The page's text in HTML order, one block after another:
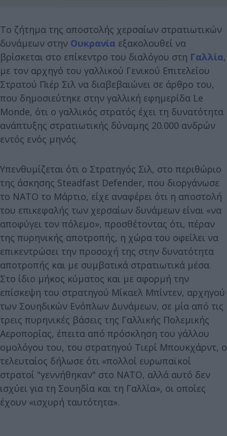
Το ζήτημα της αποστολής χερσαίων στρατιωτικών
δυνάμεων στην Ουκρανία εξακολουθεί να
βρίσκεται στο επίκεντρο του διαλόγου στη Γαλλία,
με τον αρχηγό του γαλλικού Γενικού Επιτελείου
Στρατού Πιέρ Σιλ να διαβεβαιώνει σε άρθρο του,
που δημοσιεύτηκε στην γαλλική εφημερίδα Le
Monde, ότι ο γαλλικός στρατός έχει τη δυνατότητα
ανάπτυξης στρατιωτικής δύναμης 20.000 ανδρών
εντός ενός μηνός.
Υπενθυμίζεται ότι ο Στρατηγός Σιλ, στο περιθώριο
της άσκησης Steadfast Defender, που διοργάνωσε
το ΝΑΤΟ το Μάρτιο, είχε αναφέρει ότι η αποστολή
του επικεφαλής των χερσαίων δυνάμεων είναι «να
αποφύγει τον πόλεμο», προσθέτοντας ότι, πέραν
της πυρηνικής αποτροπής, η χώρα του οφείλει να
επικεντρώσει την προσοχή της στην δυνατότητα
αποτροπής και με συμβατικά στρατιωτικά μέσα.
Στο ίδιο μήκος κύματος και με αφορμή την
επίσκεψη του στρατηγού Μίκαελ Μπίντεν, αρχηγού
των Σουηδικών Ενόπλων Δυνάμεων, σε μία από τις
τρεις πυρηνικές βάσεις της Γαλλικής Πολεμικής
Αεροπορίας, έπειτα από πρόσκληση του γάλλου
ομολόγου του, του στρατηγού Τιερί Μπουκχάρντ, ο
τελευταίος δήλωσε ότι «πολλοί ευρωπαϊκοί
στρατοί "γεννήθηκαν" στο ΝΑΤΟ, αλλά αυτό δεν
ισχύει για τη Σουηδία και τη Γαλλία», οι οποίες
έχουν «ισχυρή ταυτότητα».